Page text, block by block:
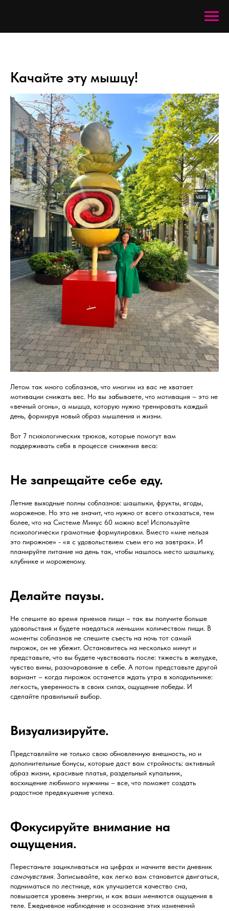
Качайте эту мышцу!
Летом так много соблазнов, что многим из вас не хватает
мотивации снижать вес. Но вы забываете, что мотивация – это не
«вечный огонь», а мышца, которую нужно тренировать каждый
день, формируя новый образ мышления и жизни.
Вот 7 психологических трюков, которые помогут вам
поддерживать себя в процессе снижения веса:
Не запрещайте себе еду.
Летние выходные полны соблазнов: шашлыки, фрукты, ягоды,
мороженое. Но это не значит, что нужно от всего отказаться, тем
более, что на Системе Минус 60 можно все! Используйте
психологически грамотные формулировки. Вместо «мне нельзя
это пирожное» - «я с удовольствием съем его на завтрак». И
планируйте питание на день так, чтобы нашлось место шашлыку,
клубнике и мороженому.
Делайте паузы.
Не спешите во время приемов пищи – так вы получите больше
удовольствия и будете наедаться меньшим количеством пищи. В
моменты соблазнов не спешите съесть на ночь тот самый
пирожок, он не убежит. Остановитесь на несколько минут и
представьте, что вы будете чувствовать после: тяжесть в желудке,
чувство вины, разочарование в себе. А потом представьте другой
вариант – когда пирожок останется ждать утра в холодильнике:
легкость, уверенность в своих силах, ощущение победы. И
сделайте правильный выбор.
Визуализируйте.
Представляйте не только свою обновленную внешность, но и
дополнительные бонусы, которые даст вам стройность: активный
образ жизни, красивые платья, раздельный купальник,
восхищение любимого мужчины – все, что поможет создать
радостное предвкушение успеха.
Фокусируйте внимание на
ощущения.
Перестаньте зацикливаться на цифрах и начните вести дневник
самочувствия. Записывайте, как легко вам становится двигаться,
подниматься по лестнице, как улучшается качество сна,
повышается уровень энергии, и как ваши меняются ощущения в
теле. Ежедневное наблюдение и осознание этих изменений